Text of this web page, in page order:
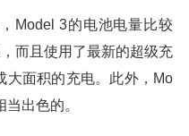
Model 3的电池电量比较
而且使用了最新的超级充
大面积的充电。此外，Mo
出色的。